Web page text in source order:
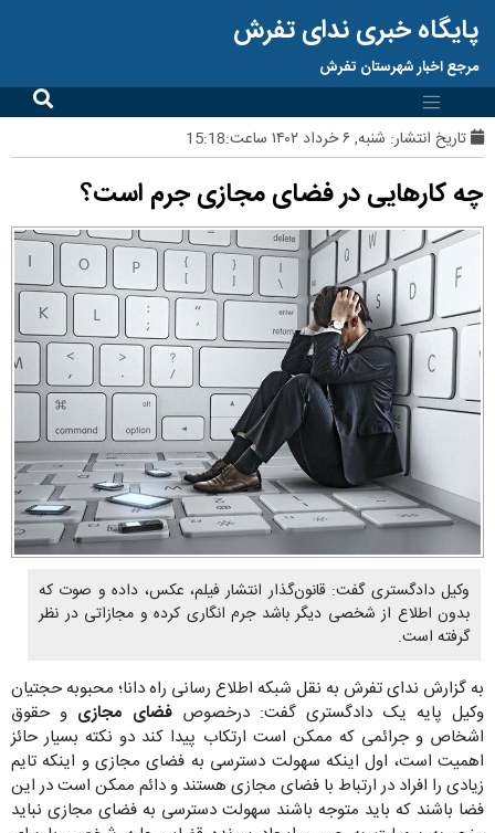
پایگاه خبری ندای تفرش
مرجع اخبار شهرستان تفرش
تاریخ انتشار: شنبه, ۶ خرداد ۱۴۰۲ ساعت:15:18
چه کارهایی در فضای مجازی جرم است؟
وکیل دادگستری گفت: قانون‌گذار انتشار فیلم، عکس، داده و صوت که
بدون اطلاع از شخصی دیگر باشد جرم انگاری کرده و مجازاتی در نظر
گرفته است.
به گزارش ندای تفرش به نقل شبکه اطلاع رسانی راه دانا؛ محبوبه حجتیان
وکیل پایه یک دادگستری گفت: درخصوصفضای مجازی و حقوق
اشخاص و جرائمی که ممکن است ارتکاب پیدا کند دو نکته بسیار حائز
اهمیت است، اول اینکه سهولت دسترسی به فضای مجازی و اینکه تایم
زیادی را افراد در ارتباط با فضای مجازی هستند و دائم ممکن است در این
فضا باشند که باید متوجه باشند سهولت دسترسی به فضای مجازی نباید